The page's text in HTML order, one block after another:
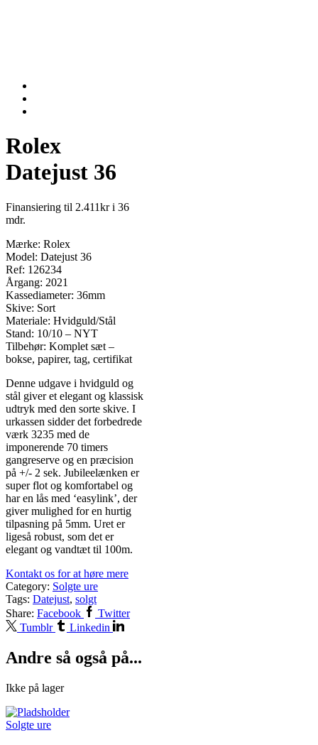
Rolex
Datejust 36
Finansiering til 2.411kr i 36
mdr.
Mærke: Rolex
Model: Datejust 36
Ref: 126234
Årgang: 2021
Kassediameter: 36mm
Skive: Sort
Materiale: Hvidguld/Stål
Stand: 10/10 – NYT
Tilbehør: Komplet sæt –
bokse, papirer, tag, certifikat
Denne udgave i hvidguld og
stål giver et elegant og klassisk
udtryk med den sorte skive. I
urkassen sidder det forbedrede
værk 3235 med de
imponerende 70 timers
gangreserve og en præcision
på +/- 2 sek. Jubileelænken er
super flot og komfortabel og
har en lås med ‘easylink’, der
giver mulighed for en hurtig
tilpasning på 5mm. Uret er
ligeså robust, som det er
elegant og vandtæt til 100m.
Kontakt os for at høre mere
Category: Solgte ure
Tags: Datejust, solgt
Share: Facebook
Twitter
Tumblr
Linkedin
Andre så også på...
Ikke på lager
Solgte ure